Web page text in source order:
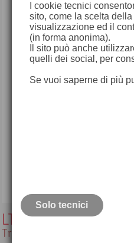
LT2
Treppiede pesante in legno
I cookie tecnici
sito, come la scelta
visualizzazione ed il
(in forma anonima).
Il sito può anche
quelli dei social, per
Se vuoi saperne di più
Solo tecnici